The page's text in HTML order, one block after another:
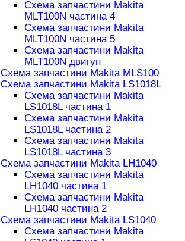
Схема запчастини Makita
MLT100N частина 4
Схема запчастини Makita
MLT100N частина 5
Схема запчастини Makita
MLT100N двигун
Схема запчастини Makita MLS100
Схема запчастини Makita LS1018L
Схема запчастини Makita
LS1018L частина 1
Схема запчастини Makita
LS1018L частина 2
Схема запчастини Makita
LS1018L частина 3
Схема запчастини Makita LH1040
Схема запчастини Makita
LH1040 частина 1
Схема запчастини Makita
LH1040 частина 2
Схема запчастини Makita LS1040
Схема запчастини Makita